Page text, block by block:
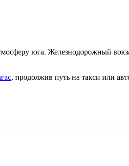
юга. Железнодорожный
, продолжив путь на такси или